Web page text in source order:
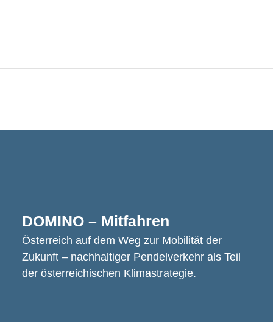
DOMINO – Mitfahren
Österreich auf dem Weg zur Mobilität der
Zukunft – nachhaltiger Pendelverkehr als Teil
der österreichischen Klimastrategie.